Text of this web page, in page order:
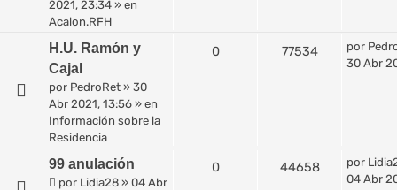
2021, 23:34 » en
Acalon.RFH
H.U. Ramón y
Cajal
por PedroRet » 30
Abr 2021, 13:56 » en
Información sobre la
Residencia
0 77534 por
30 Abr
99 anulación
por Lidia28 » 04 Abr
0 44658 por
04 Abr